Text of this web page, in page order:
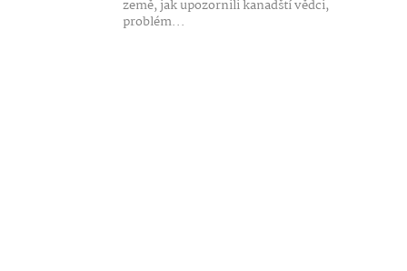
země, jak upozornili kanadští vědci,
problém...